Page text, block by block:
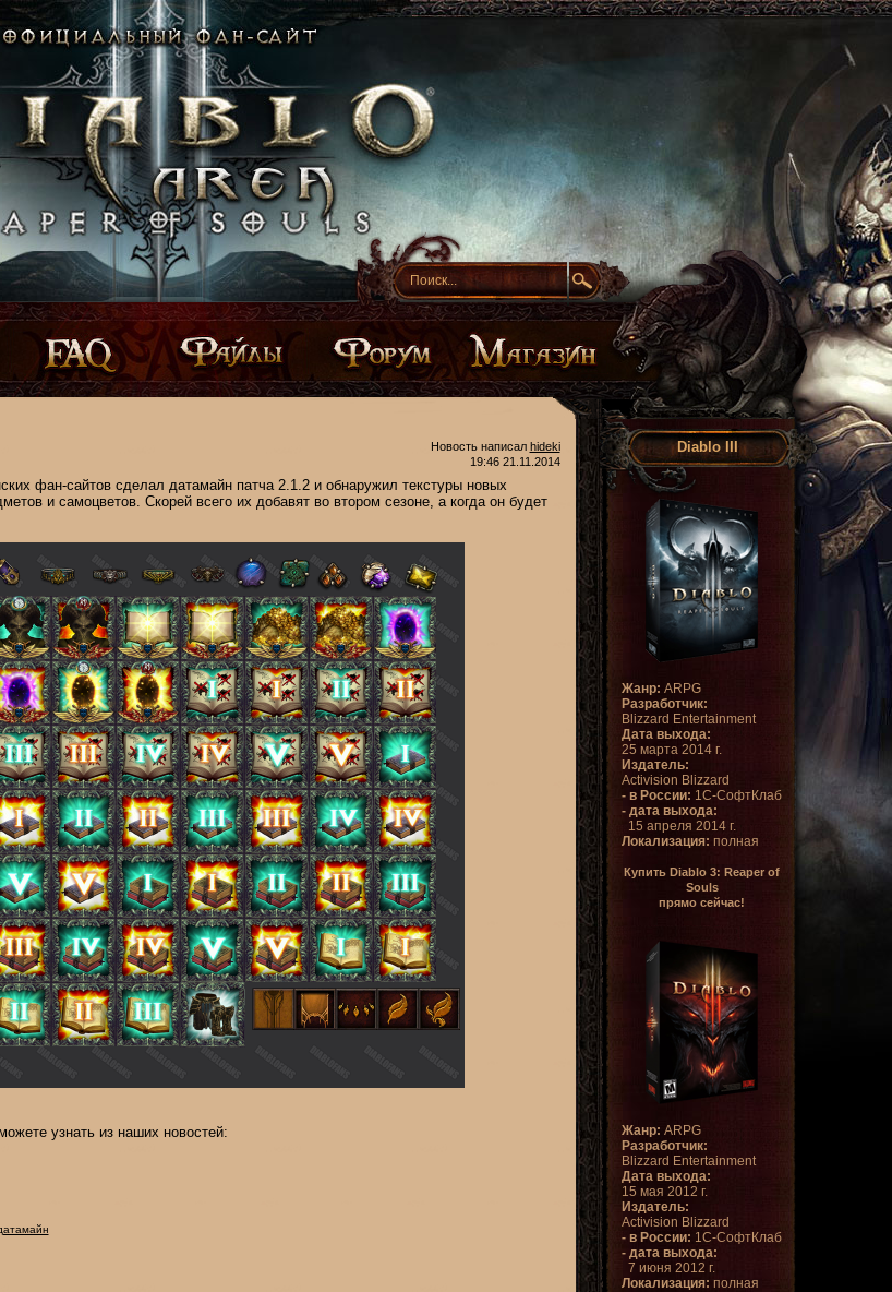
Новость написал hideki
19:46 21.11.2014
фан-сайтов сделал датамайн патча 2.1.2 и обнаружил текстуры новых
и самоцветов. Скорей всего их добавят во втором сезоне, а когда он будет
узнать из наших новостей:
Diablo III
Жанр: ARPG
Разработчик:
Blizzard Entertainment
Дата выхода:
25 марта 2014 г.
Издатель:
Activision Blizzard
- в России: 1С-СофтКлаб
- дата выхода:
15 апреля 2014 г.
Локализация: полная
Купить Diablo 3: Reaper of
Souls
прямо сейчас!
Жанр: ARPG
Разработчик:
Blizzard Entertainment
Дата выхода:
15 мая 2012 г.
Издатель:
Activision Blizzard
- в России: 1С-СофтКлаб
- дата выхода:
7 июня 2012 г.
Локализация: полная